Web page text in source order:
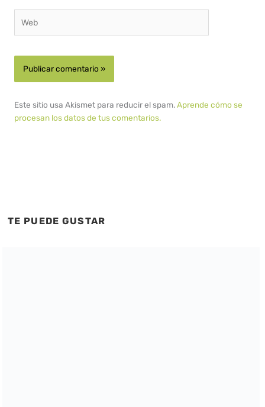
Este sitio usa Akismet para reducir el spam.Aprende cómo se
procesan los datos de tus comentarios.
TE PUEDE GUSTAR